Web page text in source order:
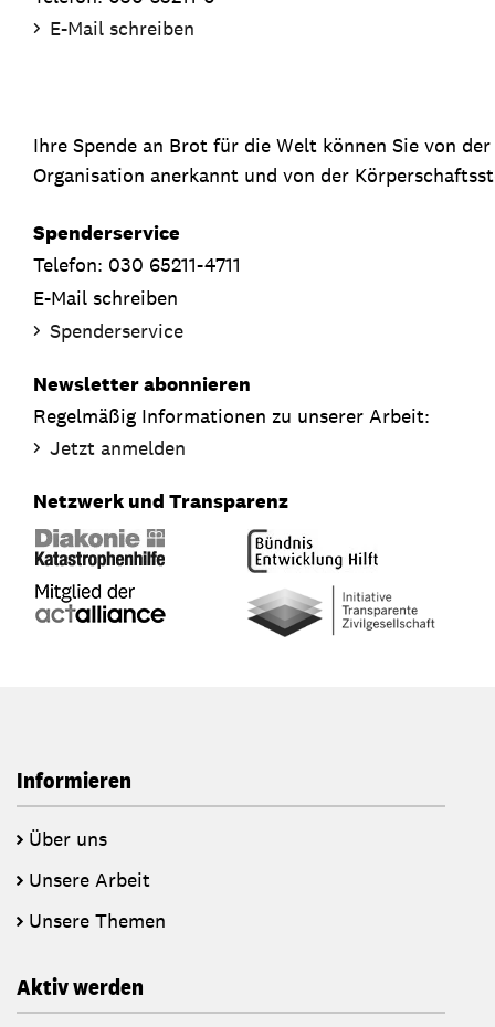
E-Mail schreiben
Ihre Spende an Brot für die Welt können Sie von
Organisation anerkannt und von der
Spenderservice
Telefon: 030 65211-4711
E-Mail schreiben
Spenderservice
Newsletter abonnieren
Regelmäßig Informationen zu unserer Arbeit:
Jetzt anmelden
Netzwerk und Transparenz
Informieren
Über uns
Unsere Arbeit
Unsere Themen
Aktiv werden